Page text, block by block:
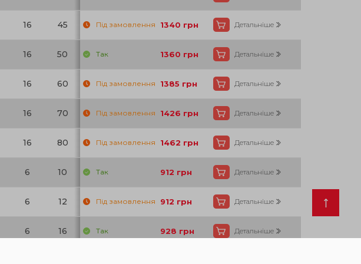
16 45 138
Під замовлення 1340 грн Детальніше
16 50 138
Так 1360 грн Детальніше
16 60 138
Під замовлення 1385 грн Детальніше
16 70 138
Під замовлення 1426 грн Детальніше
16 80 138
Під замовлення 1462 грн Детальніше
6 10 17
Так 912 грн Детальніше
6 12 17
Під замовлення 912 грн Детальніше
6 16 17
Так 928 грн Детальніше